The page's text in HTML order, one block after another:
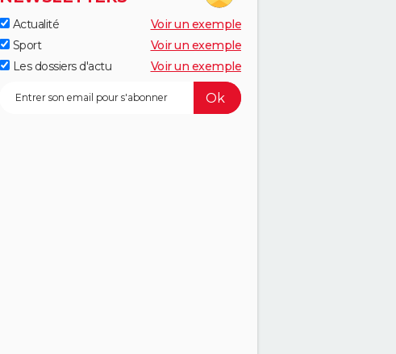
Actualité
Voir un exemple
Sport
Voir un exemple
Les dossiers d'actu
Voir un exemple